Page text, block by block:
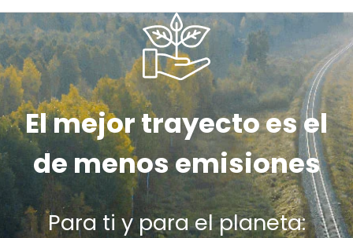
El mejor trayecto es el
de menos emisiones
Para ti y para el planeta: